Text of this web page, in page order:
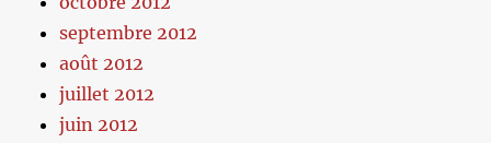
septembre 2012
août 2012
juillet 2012
juin 2012